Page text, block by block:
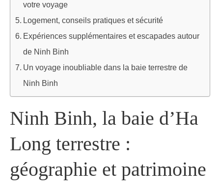
votre voyage
Logement, conseils pratiques et sécurité
Expériences supplémentaires et escapades autour
de Ninh Binh
Un voyage inoubliable dans la baie terrestre de
Ninh Binh
Ninh Binh, la baie d’Ha
Long terrestre :
géographie et patrimoine